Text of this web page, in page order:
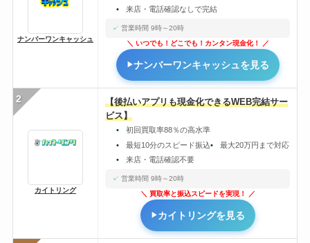
ナンバーワンキャッシュ
来店・電話確認なしで完結
営業時間 9時～20時
いつでも！どこでも！カンタン現金化！
ナンバーワンキャッシュを見る
2
カイトリング
【後払いアプリも現金化できるWEB完結サー
ビス】
初回買取率88％の高水準
最短10分のスピード振込
最大20万円まで対応
来店・電話確認不要
営業時間 9時～20時
買取率と振込スピードを実現！
カイトリングを見る